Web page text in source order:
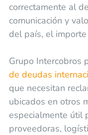
correctamente al
comunicación y
del país, el
Grupo Intercobros
de deudas
que necesitan
ubicados en otros
especialmente útil
proveedoras,